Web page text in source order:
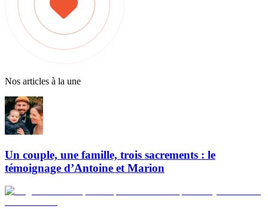
Nos articles à la une
Un couple, une famille, trois sacrements : le
témoignage d’Antoine et Marion